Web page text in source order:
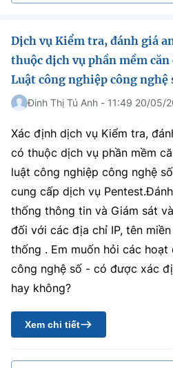
Dịch vụ Kiểm tra, đánh giá
thuộc dịch vụ phần mềm căn
Luật công nghiệp công nghệ
Đinh Thị Tú Anh - 11:49 20/05/
Xác định dịch vụ Kiểm tra,
có thuộc dịch vụ phần mềm
luật công nghiệp công nghệ
cung cấp dịch vụ
thống thông tin và Giám sát
đối với các địa chỉ IP, tên
thống . Em muốn hỏi các
công nghệ số - có được xác
hay không?
Xem chi tiết